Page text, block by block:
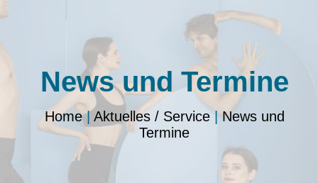
News und Termine
Home| Aktuelles / Service|News und
Termine